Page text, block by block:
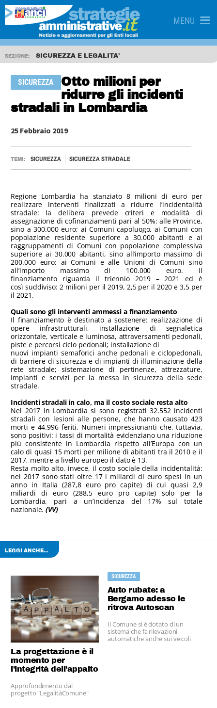
MENU
SEZIONE: SICUREZZA E LEGALITA'
SICUREZZA
Otto milioni per
ridurre gli incidenti
stradali in Lombardia
25 Febbraio 2019
TEMI: SICUREZZA SICUREZZA STRADALE
Regione Lombardia ha stanziato 8 milioni di euro per
realizzare interventi finalizzati a ridurre l’incidentalità
stradale: la delibera prevede criteri e modalità di
assegnazione di cofinanziamenti pari al 50%: alle Province,
sino a 300.000 euro; ai Comuni capoluogo, ai Comuni con
popolazione residente superiore a 30.000 abitanti e ai
raggruppamenti di Comuni con popolazione complessiva
superiore ai 30.000 abitanti, sino all’importo massimo di
200.000 euro; ai Comuni e alle Unioni di Comuni sino
all’importo massimo di 100.000 euro. Il
finanziamento riguarda il triennio 2019 – 2021 ed è
così suddiviso: 2 milioni per il 2019, 2,5 per il 2020 e 3,5 per
il 2021.
Quali sono gli interventi ammessi a finanziamento
Il finanziamento è destinato a sostenere: realizzazione di
opere infrastrutturali, installazione di segnaletica
orizzontale, verticale e luminosa, attraversamenti pedonali,
piste e percorsi ciclo pedonali; installazione di
nuovi impianti semaforici anche pedonali e ciclopedonali,
di barriere di sicurezza e di impianti di illuminazione della
rete stradale; sistemazione di pertinenze, attrezzature,
impianti e servizi per la messa in sicurezza della sede
stradale.
Incidenti stradali in calo, ma il costo sociale resta alto
Nel 2017 in Lombardia si sono registrati 32.552 incidenti
stradali con lesioni alle persone, che hanno causato 423
morti e 44.996 feriti. Numeri impressionanti che, tuttavia,
sono positivi: i tassi di mortalità evidenziano una riduzione
più consistente in Lombardia rispetto all’Europa con un
calo di quasi 15 morti per milione di abitanti tra il 2010 e il
2017, mentre a livello europeo il dato è 13.
Resta molto alto, invece, il costo sociale della incidentalità:
nel 2017 sono stati oltre 17 i miliardi di euro spesi in un
anno in Italia (287,8 euro pro capite) di cui quasi 2,9
miliardi di euro (288,5 euro pro capite) solo per la
Lombardia, pari a un’incidenza del 17% sul totale
nazionale.(VV)
LEGGI ANCHE...
La progettazione è il
momento per
l'integrità dell'appalto
Approfondimento dal
progetto "LegalitàComune"
SICUREZZA
Auto rubate: a
Bergamo adesso le
ritrova Autoscan
Il Comune si è dotato di un
sistema che fa rilevazioni
automatiche anche sui veicoli